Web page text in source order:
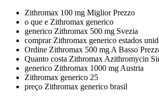
Zithromax 100 mg Miglior Prezzo
o que e Zithromax generico
generico Zithromax 500 mg Svezia
comprar Zithromax generico estados
Ordine Zithromax 500 mg A Basso
Quanto costa Zithromax Azithromycin
generico Zithromax 1000 mg Austria
Zithromax generico 25
preço Zithromax generico brasil